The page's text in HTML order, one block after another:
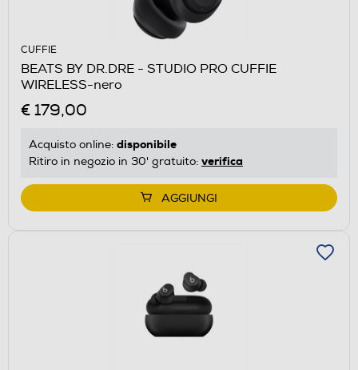
CUFFIE
BEATS BY DR.DRE - STUDIO PRO CUFFIE
WIRELESS-nero
€ 179,00
Acquisto online: disponibile
Ritiro in negozio in 30' gratuito: verifica
AGGIUNGI